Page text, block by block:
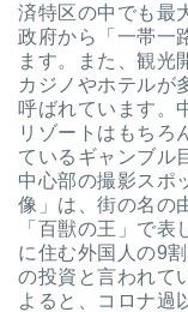
済特区の中でも最
政府から「一帯一
ます。また、観光
カジノやホテルが
呼ばれています。
リゾートはもちろ
ているギャンブル
中心部の撮影スポ
像」は、街の名の
「百獣の王」で
に住む外国人の9
の投資と言われて
よると、コロナ過